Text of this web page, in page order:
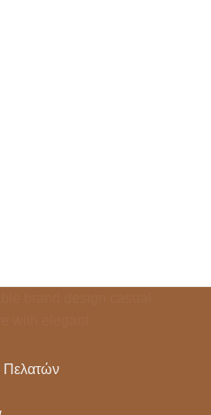
Πελατών